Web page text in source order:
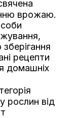
врожаю.
рецепти
домашніх
рослин від